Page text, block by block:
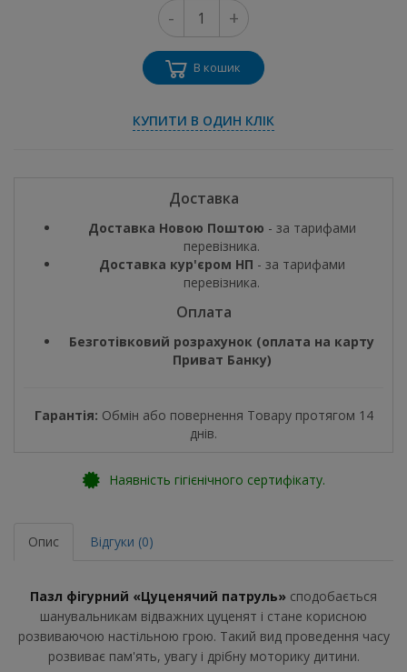
- +
В кошик
КУПИТИ В ОДИН КЛІК
Доставка
Доставка Новою Поштою - за тарифами
перевізника.
Доставка кур'єром НП - за тарифами
перевізника.
Оплата
Безготівковий розрахунок (оплата на карту
Приват Банку)
Гарантія: Обмін або повернення Товару протягом 14
днів.
Наявність гігієнічного сертифікату.
Опис Відгуки (0)
Пазл фігурний «Цуценячий патруль» сподобається
шанувальникам відважних цуценят і стане корисною
розвиваючою настільною грою. Такий вид проведення часу
розвиває пам'ять, увагу і дрібну моторику дитини.